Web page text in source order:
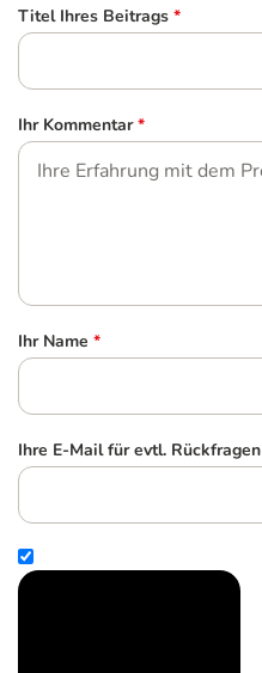
Titel Ihres Beitrags *
Ihr Kommentar *
Ihr Name *
Ihre E-Mail für evtl. Rückfragen